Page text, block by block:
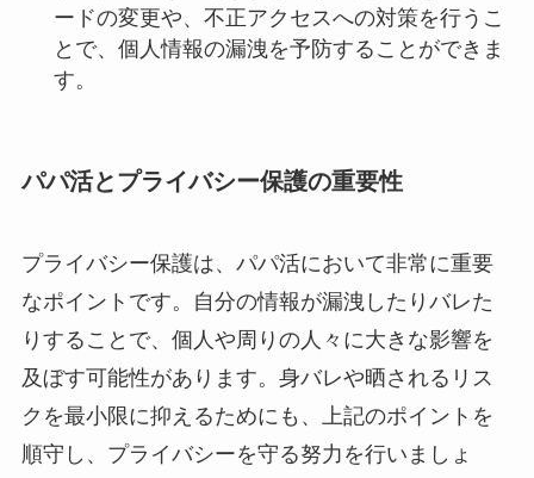
ードの変更や、不正アクセスへの対策を行うこ
とで、個人情報の漏洩を予防することができま
す。
パパ活とプライバシー保護の重要性
プライバシー保護は、パパ活において非常に重要
なポイントです。自分の情報が漏洩したりバレた
りすることで、個人や周りの人々に大きな影響を
及ぼす可能性があります。身バレや晒されるリス
クを最小限に抑えるためにも、上記のポイントを
順守し、プライバシーを守る努力を行いましょ